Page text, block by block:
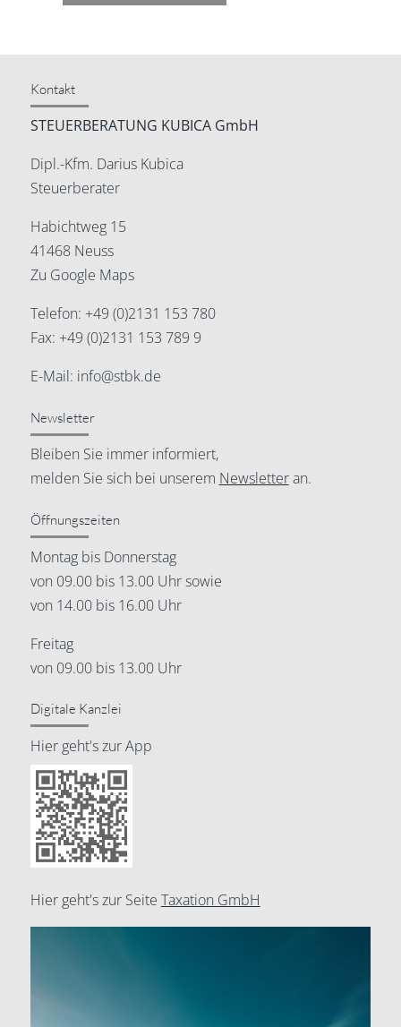
Kontakt
STEUERBERATUNG KUBICA GmbH
Dipl.-Kfm. Darius Kubica
Steuerberater
Habichtweg 15
41468 Neuss
Zu Google Maps
Telefon: +49 (0)2131 153 780
Fax: +49 (0)2131 153 789 9
E-Mail: info@stbk.de
Newsletter
Bleiben Sie immer informiert,
melden Sie sich bei unserem Newsletteran.
Öffnungszeiten
Montag bis Donnerstag
von 09.00 bis 13.00 Uhr sowie
von 14.00 bis 16.00 Uhr
Freitag
von 09.00 bis 13.00 Uhr
Digitale Kanzlei
Hier geht's zur App
Hier geht's zur Seite Taxation GmbH